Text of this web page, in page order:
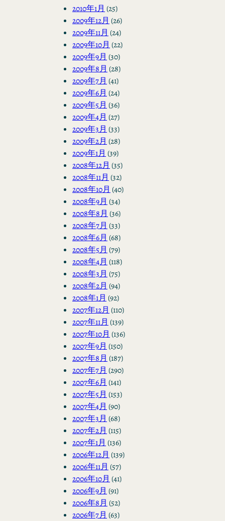
2010年1月 (25)
2009年12月 (26)
2009年11月 (24)
2009年10月 (22)
2009年9月 (30)
2009年8月 (28)
2009年7月 (41)
2009年6月 (24)
2009年5月 (36)
2009年4月 (27)
2009年3月 (33)
2009年2月 (28)
2009年1月 (39)
2008年12月 (35)
2008年11月 (32)
2008年10月 (40)
2008年9月 (34)
2008年8月 (36)
2008年7月 (33)
2008年6月 (68)
2008年5月 (79)
2008年4月 (118)
2008年3月 (75)
2008年2月 (94)
2008年1月 (92)
2007年12月 (110)
2007年11月 (139)
2007年10月 (136)
2007年9月 (150)
2007年8月 (187)
2007年7月 (290)
2007年6月 (141)
2007年5月 (153)
2007年4月 (90)
2007年3月 (68)
2007年2月 (115)
2007年1月 (136)
2006年12月 (139)
2006年11月 (57)
2006年10月 (41)
2006年9月 (91)
2006年8月 (52)
2006年7月 (63)